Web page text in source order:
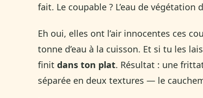
fait. Le coupable ? L’eau de végétation
Eh oui, elles ont l’air innocentes ces
tonne d’eau à la cuisson. Et si tu les
finit dans ton plat. Résultat : une
séparée en deux textures — le